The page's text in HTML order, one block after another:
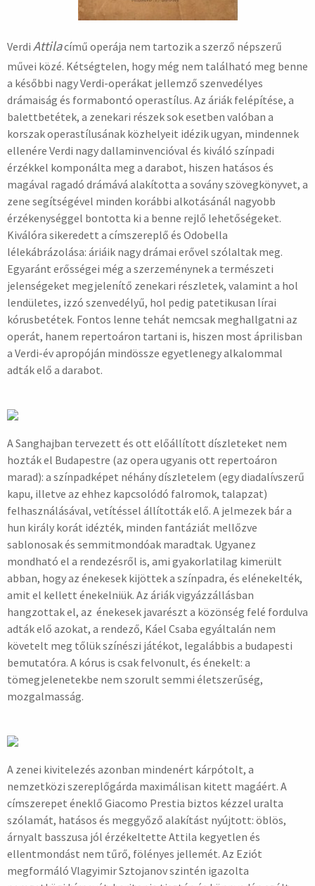
Verdi Attilacímű operája nem tartozik a szerző népszerű
művei közé. Kétségtelen, hogy még nem található meg benne
a későbbi nagy Verdi-operákat jellemző szenvedélyes
drámaiság és formabontó operastílus. Az áriák felépítése, a
balettbetétek, a zenekari részek sok esetben valóban a
korszak operastílusának közhelyeit idézik ugyan, mindennek
ellenére Verdi nagy dallaminvencióval és kiváló színpadi
érzékkel komponálta meg a darabot, hiszen hatásos és
magával ragadó drámává alakította a sovány szövegkönyvet, a
zene segítségével minden korábbi alkotásánál nagyobb
érzékenységgel bontotta ki a benne rejlő lehetőségeket.
Kiválóra sikeredett a címszereplő és Odobella
lélekábrázolása: áriáik nagy drámai erővel szólaltak meg.
Egyaránt erősségei még a szerzeménynek a természeti
jelenségeket megjelenítő zenekari részletek, valamint a hol
lendületes, izzó szenvedélyű, hol pedig patetikusan lírai
kórusbetétek. Fontos lenne tehát nemcsak meghallgatni az
operát, hanem repertoáron tartani is, hiszen most áprilisban
a Verdi-év apropóján mindössze egyetlenegy alkalommal
adták elő a darabot.
A Sanghajban tervezett és ott előállított díszleteket nem
hozták el Budapestre (az opera ugyanis ott repertoáron
marad): a színpadképet néhány díszletelem (egy diadalívszerű
kapu, illetve az ehhez kapcsolódó falromok, talapzat)
felhasználásával, vetítéssel állították elő. A jelmezek bár a
hun király korát idézték, minden fantáziát mellőzve
sablonosak és semmitmondóak maradtak. Ugyanez
mondható el a rendezésről is, ami gyakorlatilag kimerült
abban, hogy az énekesek kijöttek a színpadra, és elénekelték,
amit el kellett énekelniük. Az áriák vigyázzállásban
hangzottak el, az énekesek javarészt a közönség felé fordulva
adták elő azokat, a rendező, Káel Csaba egyáltalán nem
követelt meg tőlük színészi játékot, legalábbis a budapesti
bemutatóra. A kórus is csak felvonult, és énekelt: a
tömegjelenetekbe nem szorult semmi életszerűség,
mozgalmasság.
A zenei kivitelezés azonban mindenért kárpótolt, a
nemzetközi szereplőgárda maximálisan kitett magáért. A
címszerepet éneklő Giacomo Prestia biztos kézzel uralta
szólamát, hatásos és meggyőző alakítást nyújtott: öblös,
árnyalt basszusa jól érzékeltette Attila kegyetlen és
ellentmondást nem tűrő, fölényes jellemét. Az Eziót
megformáló Vlagyimir Sztojanov szintén igazolta